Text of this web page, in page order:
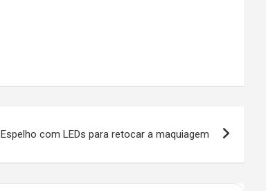
Espelho com LEDs para retocar a maquiagem